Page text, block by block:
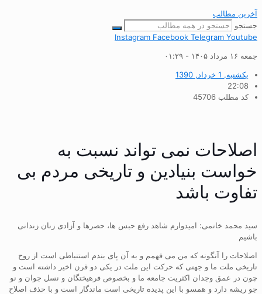
آخرین مطالب
جستجو
Instagram Facebook Telegram Youtube
جمعه ۱۶ مرداد ۱۴۰۵ - ۰۱:۲۹
یکشنبه, 1 خرداد, 1390
22:08
کد مطلب 45706
اصلاحات نمی تواند نسبت به
خواست بنیادین و تاریخی مردم بی
تفاوت باشد
سید محمد خاتمی: امیدوارم شاهد رفع حبس ها، حصرها و آزادی زنان زندانی
باشیم
اصلاحات را آنگونه که من می فهمم و به آن پای بندم استنباطی است از روح
تاریخی ملت ما و جهتی که حرکت این ملت در یکی دو قرن اخیر داشته است و
چون در عمق وجدان اکثریت جامعه ما و بخصوص فرهیختگان و نسل جوان و نو
جو ریشه دارد و همسو با این پدیده تاریخی است ماندگار است و با حذف اصلاح